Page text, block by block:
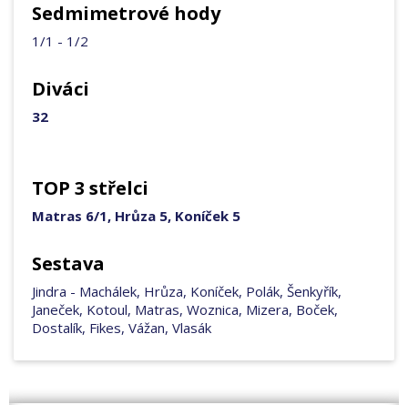
Sedmimetrové hody
1/1 - 1/2
Diváci
32
TOP 3 střelci
Matras 6/1, Hrůza 5, Koníček 5
Sestava
Jindra - Machálek, Hrůza, Koníček, Polák, Šenkyřík,
Janeček, Kotoul, Matras, Woznica, Mizera, Boček,
Dostalík, Fikes, Vážan, Vlasák